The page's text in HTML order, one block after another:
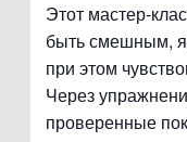
Этот мастер-
быть смешным,
при этом
Через
проверенные